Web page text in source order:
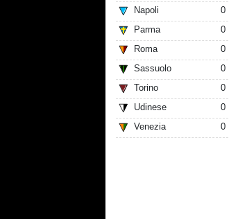
Napoli
0
Parma
0
Roma
0
Sassuolo
0
Torino
0
Udinese
0
Venezia
0